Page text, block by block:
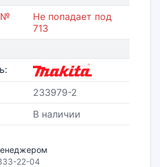
№
Не попадает под
713
233979-2
В наличии
22-04